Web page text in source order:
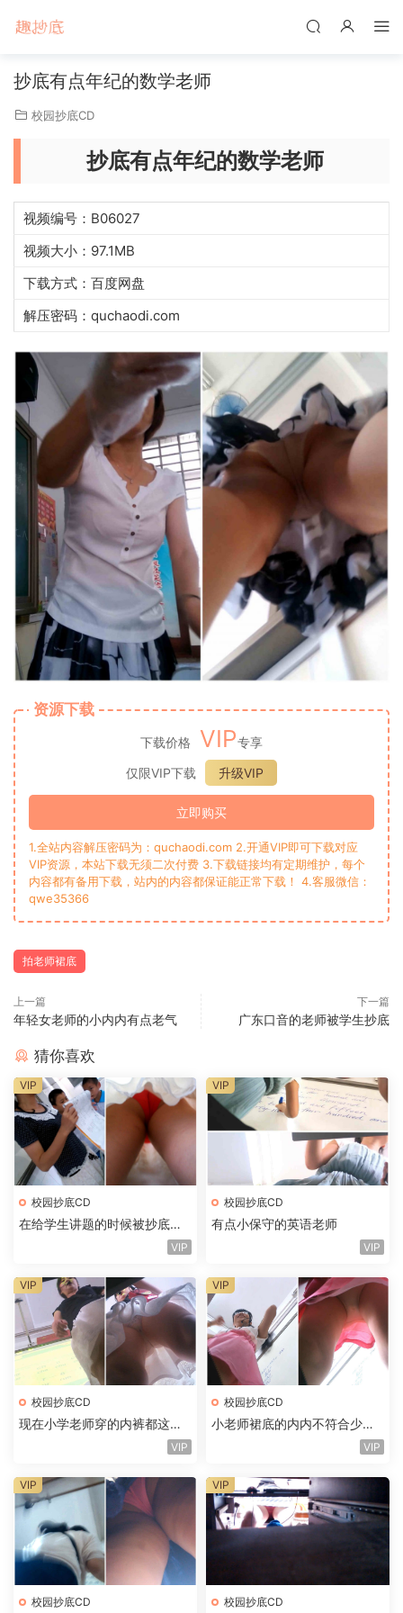
抄底有点年纪的数学老师
校园抄底CD
抄底有点年纪的数学老师
视频编号：B06027
视频大小：97.1MB
下载方式：百度网盘
解压密码：quchaodi.com
资源下载
下载价格 VIP专享
仅限VIP下载
升级VIP
立即购买
1.全站内容解压密码为：quchaodi.com 2.开通VIP即可下载对应
VIP资源，本站下载无须二次付费 3.下载链接均有定期维护，每个
内容都有备用下载，站内的内容都保证能正常下载！ 4.客服微信：
qwe35366
拍老师裙底
上一篇
年轻女老师的小内内有点老气
下一篇
广东口音的老师被学生抄底
猜你喜欢
校园抄底CD
在给学生讲题的时候被抄底裙
VIP
VIP
校园抄底CD
有点小保守的英语老师
VIP
VIP
校园抄底CD
现在小学老师穿的内裤都这么
VIP
VIP
校园抄底CD
小老师裙底的内内不符合少女
VIP
VIP
校园抄底CD
VIP
校园抄底CD
VIP